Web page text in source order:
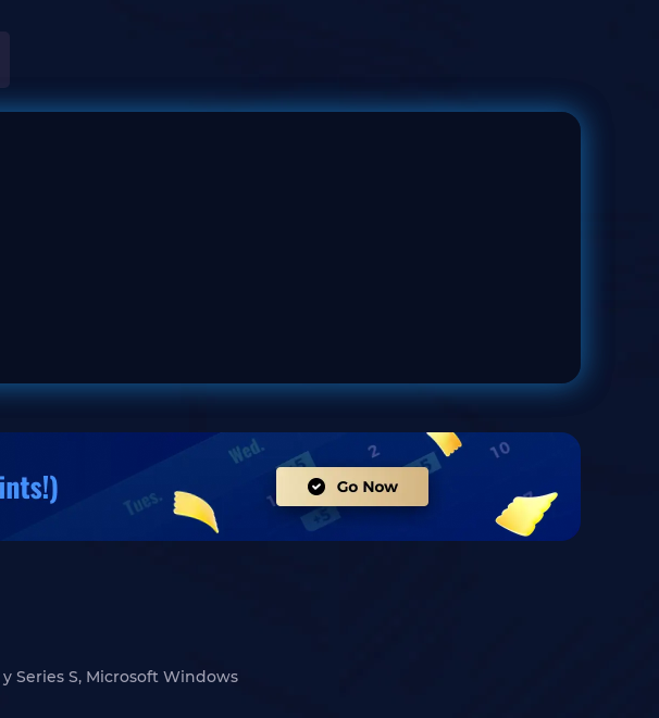
Series S, Microsoft Windows